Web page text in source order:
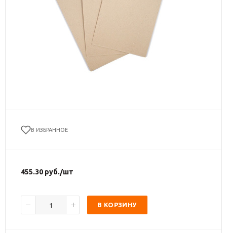
В ИЗБРАННОЕ
455.30 руб./шт
В КОРЗИНУ